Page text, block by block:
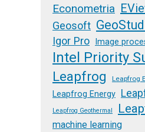
Econometria
Geosoft
Igor Pro
Image
Intel Priority
Leapfrog Leapfrog
Leapfrog Energy
Leapfrog Geothermal
machine learning